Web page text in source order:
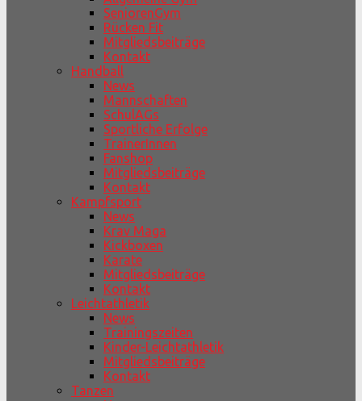
SeniorenGym
Rücken Fit
Mitgliedsbeiträge
Kontakt
Handball
News
Mannschaften
SchulAGs
Sportliche Erfolge
TrainerInnen
Fanshop
Mitgliedsbeiträge
Kontakt
Kampfsport
News
Krav Maga
Kickboxen
Karate
Mitgliedsbeiträge
Kontakt
Leichtathletik
News
Trainingszeiten
Kinder-Leichtathletik
Mitgliedsbeiträge
Kontakt
Tanzen